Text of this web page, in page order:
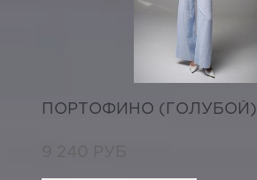
ПОРТОФИНО (ГОЛУБОЙ)
9 240 РУБ